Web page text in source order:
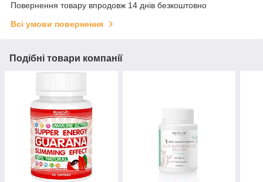
Повернення товару впродовж 14 днів безкоштовно
Всі умови повернення
Подібні товари компанії